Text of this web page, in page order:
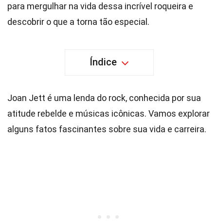
para mergulhar na vida dessa incrível roqueira e
descobrir o que a torna tão especial.
Índice
Joan Jett é uma lenda do rock, conhecida por sua
atitude rebelde e músicas icônicas. Vamos explorar
alguns fatos fascinantes sobre sua vida e carreira.